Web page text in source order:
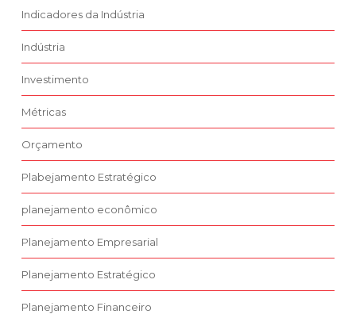
Indicadores da Indústria
Indústria
Investimento
Métricas
Orçamento
Plabejamento Estratégico
planejamento econômico
Planejamento Empresarial
Planejamento Estratégico
Planejamento Financeiro